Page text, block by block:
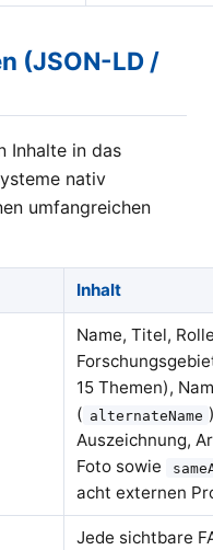
(JSON-LD /
Inhalte in das
nativ
umfangreichen
Inhalt
Name, Titel,
15 Themen),
( alternateName
Auszeichnung,
Foto sowie
acht externen
Jede sichtbare